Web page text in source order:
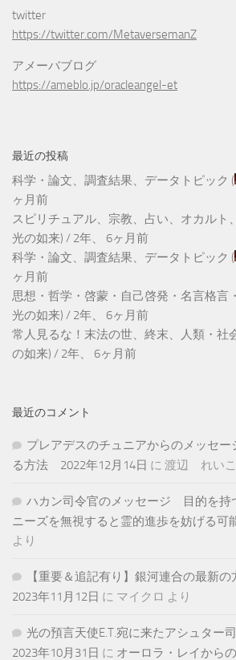
twitter
https://twitter.com/MetaversemanZ
アメーバブログ
https://ameblo.jp/oracleangel-et
最近の投稿
科学・論文、調査結果、データトピック (
ヶ月前
スピリチュアル、宗教、占い、オカルト
光の如来) / 2年、 6ヶ月前
科学・論文、調査結果、データトピック (
ヶ月前
思想・哲学・啓蒙・自己啓発・名言格言
光の如来) / 2年、 6ヶ月前
常人見るな！末法の世、終末、人類・社
の如来) / 2年、 6ヶ月前
最近のコメント
プレアデスのチュニアからのメッセ
る方法 2022年12月14日 に 渡辺 れいこ
ハカン司令官のメッセージ 目的を
ニーズを無視すると霊的進歩を妨げる可
より
【重要＆追記有り】銀河連合の最新
2023年11月12日 に マイクロ より
光の預言天使E.T.宛に来たアシュター
2023年10月31日 に オーロラ・レイから